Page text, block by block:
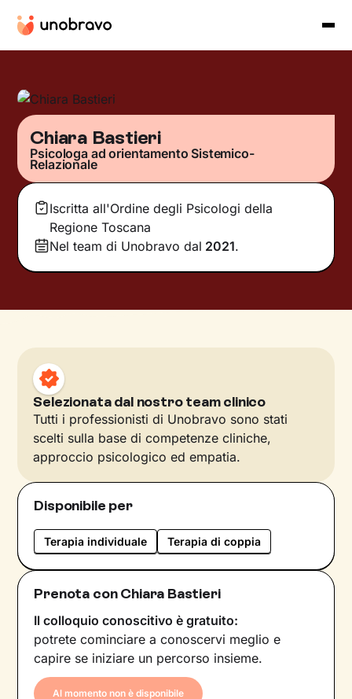
Chiara Bastieri
Psicologa ad orientamento Sistemico-
Relazionale
Iscritta all'Ordine degli Psicologi della
Regione Toscana
Nel team di Unobravo dal 2021.
Selezionata dal nostro team clinico
Tutti i professionisti di Unobravo sono stati
scelti sulla base di competenze cliniche,
approccio psicologico ed empatia.
Disponibile per
Terapia individuale Terapia di coppia
Prenota con Chiara Bastieri
Il colloquio conoscitivo è gratuito:
potrete cominciare a conoscervi meglio e
capire se iniziare un percorso insieme.
Al momento non è disponibile